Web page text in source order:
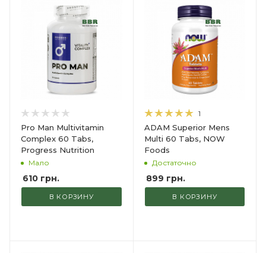
Pro Man Multivitamin
Complex 60 Tabs,
Progress Nutrition
Мало
610 грн.
В КОРЗИНУ
1
ADAM Superior Mens
Multi 60 Tabs, NOW
Foods
Достаточно
899 грн.
В КОРЗИНУ